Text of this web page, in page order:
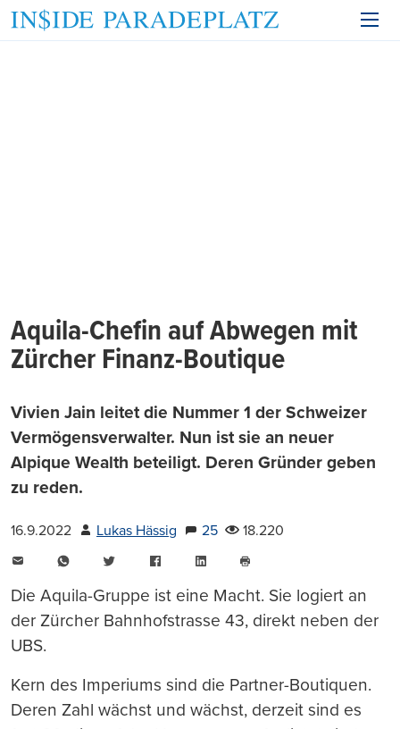
Aquila-Chefin auf Abwegen mit
Zürcher Finanz-Boutique
Vivien Jain leitet die Nummer 1 der Schweizer
Vermögensverwalter. Nun ist sie an neuer
Alpique Wealth beteiligt. Deren Gründer geben
zu reden.
16.9.2022 Lukas Hässig 25
18.220
WhatsAppTwitter FacebookLinkedIn
drucken
Die Aquila-Gruppe ist eine Macht. Sie logiert an
der Zürcher Bahnhofstrasse 43, direkt neben der
UBS.
Kern des Imperiums sind die Partner-Boutiquen.
Deren Zahl wächst und wächst, derzeit sind es